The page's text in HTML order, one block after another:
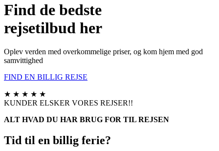
Find de bedste
rejsetilbud her
Oplev verden med overkommelige priser, og kom hjem med god
samvittighed
FIND EN BILLIG REJSE
★ ★ ★ ★ ★
KUNDER ELSKER VORES REJSER!!
ALT HVAD DU HAR BRUG FOR TIL REJSEN
Tid til en billig ferie?